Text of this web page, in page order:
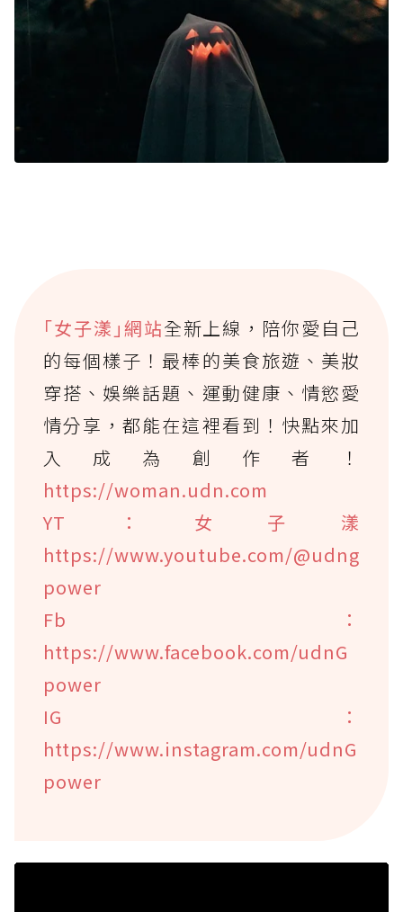
｢女子漾｣網站全新上線，陪你愛自己
的每個樣子！最棒的美食旅遊、美妝
穿搭、娛樂話題、運動健康、情慾愛
情分享，都能在這裡看到！快點來加
入成為創作者！
https://woman.udn.com
YT：女子漾
https://www.youtube.com/@udng
power
Fb：
https://www.facebook.com/udnG
power
IG：
https://www.instagram.com/udnG
power